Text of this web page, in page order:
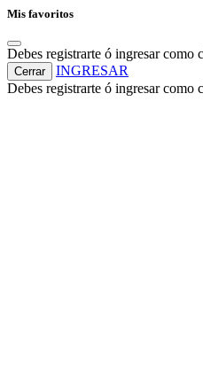
Mis favoritos
Debes registrarte ó ingresar como
Cerrar
INGRESAR
Debes registrarte ó ingresar como